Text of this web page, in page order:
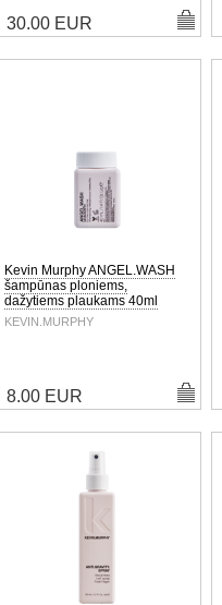
30.00 EUR
Kevin Murphy ANGEL.WASH
šampūnas ploniems,
dažytiems plaukams 40ml
KEVIN.MURPHY
8.00 EUR